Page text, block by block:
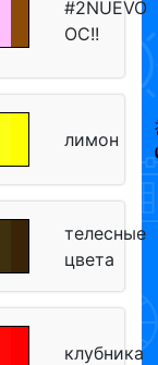
#2NUEVO
OC!!
лимон
телесные
цвета
клубника